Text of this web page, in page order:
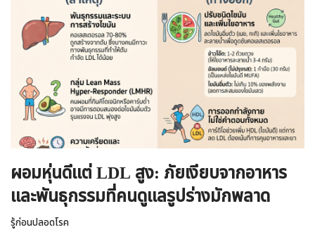
ผอมหุ่นดีแต่ LDL สูง: ภัยเงียบจากอาหาร
และพันธุกรรมที่คนดูแลรูปร่างมักพลาด
รู้ก่อนปลอดโรค